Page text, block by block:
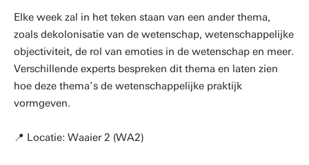
Elke week zal in het teken staan van een ander thema,
zoals dekolonisatie van de wetenschap, wetenschappelijke
objectiviteit, de rol van emoties in de wetenschap en meer.
Verschillende experts bespreken dit thema en laten zien
hoe deze thema’s de wetenschappelijke praktijk
vormgeven.
📍 Locatie: Waaier 2 (WA2)